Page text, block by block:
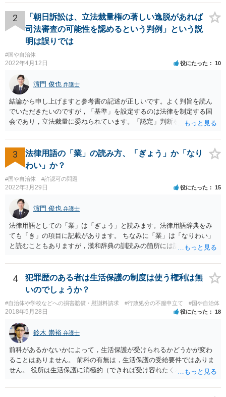
いいと思います。 ＞示談と刑事の両方を相談できる弁護士の先生をさ
がしております。 ネットでさがすとあまりの多さに戸惑っておりま
す。 どの方にお願いしても同じなのでしょうか。 話してみた感じや説
明など、いろいろ考慮して判断することになります。 書類が届いたば
かりで不安でしょうから、どこかしら相談に行ってみると良いと思い
ます。 複数の弁護士に相談されて決められるケースもありますし、は
じめに相談したところで依頼しなければならないわけではありませ
ん。
2
「朝日訴訟は、立法裁量権の著しい逸脱があれば
司法審査の可能性を認めるという判例」という説
明は誤りでは
#国や自治体
2022年4月12日 役にたった 10
濵門 俊也 弁護士
結論から申し上げますと参考書の記述が正しいです。よく判旨を読ん
でいただきたいのですが，「基準」を設定するのは法律を制定する国
会であり，立法裁量に委ねられています。「認定」判断をするのが行
て著しく低い基準を設定する」おそれのある主体は国会です。ですの
で，後の「裁量権」の主体も国会となります。
3
法律用語の「業」の読み方、「ぎょう」か「なり
わい」か？
#国や自治体 #許認可の問題
2022年3月29日 役にたった 15
濵門 俊也 弁護士
法律用語としての「業」は「ぎょう」と読みます。法律用語辞典をみ
ても「き」の項目に記載があります。 ちなみに「業」は「なりわい」
と読むこともありますが，漢和辞典の訓読みの箇所には記載がないで
4
犯罪歴のある者は生活保護の制度は使う権利は無
いのでしょうか？
#自治体や学校などへの損害賠償・慰謝料請求 #行政処分の不服申立て #国や自治体
2018年5月28日 役にたった 18
鈴木 崇裕 弁護士
前科があるかないかによって，生活保護が受けられるかどうかが変わ
ることはありません。 前科の有無は，生活保護の受給要件ではありま
せん。 役所は生活保護に消極的（できれば受け容れたくない）な姿勢
と説明しましょう。